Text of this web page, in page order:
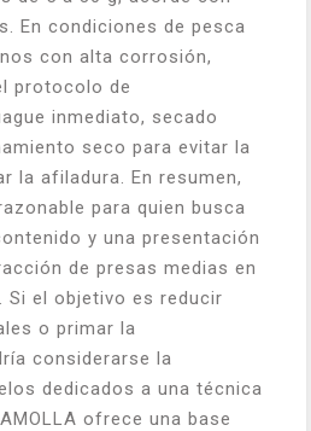
En condiciones de pesca
con alta corrosión,
protocolo de
inmediato, secado
seco para evitar la
la afiladura. En resumen,
para quien busca
y una presentación
de presas medias en
el objetivo es reducir
o primar la
considerarse la
dedicados a una técnica
ofrece una base